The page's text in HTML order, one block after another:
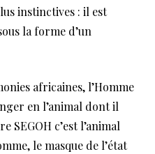
instinctives : il est
la forme d’un
africaines, l’Homme
en l’animal dont il
SEGOH c’est l’animal
le masque de l’état